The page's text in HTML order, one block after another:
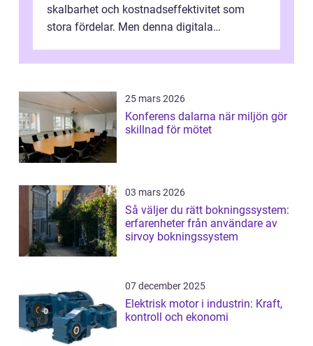
skalbarhet och kostnadseffektivitet som
stora fördelar. Men denna digitala
25 mars 2026
Konferens dalarna när miljön gör
skillnad för mötet
03 mars 2026
Så väljer du rätt bokningssystem:
erfarenheter från användare av
sirvoy bokningssystem
07 december 2025
Elektrisk motor i industrin: Kraft,
kontroll och ekonomi